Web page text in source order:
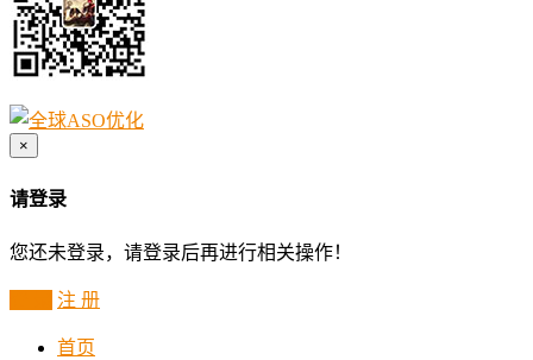
×
请登录
您还未登录，请登录后再进行相关操作！
注 册
首页